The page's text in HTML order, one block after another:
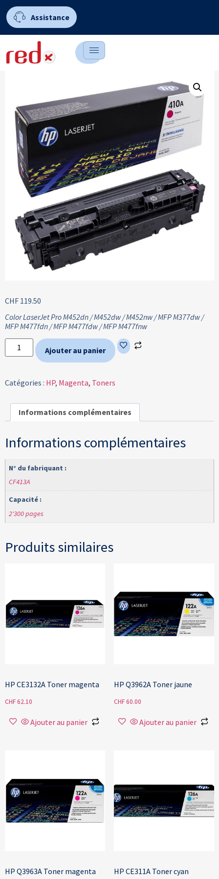
Assistance
0
CHF 119.50
Color LaserJet Pro M452dn / M452dw / M452nw / MFP M377dw /
MFP M477fdn / MFP M477fdw / MFP M477fnw
Ajouter au panier
Catégories : HP, Magenta, Toners
Informations complémentaires
Informations complémentaires
N° du fabriquant :
CF413A
Capacité :
2'300 pages
Produits similaires
HP CE3132A Toner magenta
CHF62.10
Ajouter au panier
HP Q3962A Toner jaune
CHF60.00
Ajouter au panier
HP Q3963A Toner magenta HP CE311A Toner cyan